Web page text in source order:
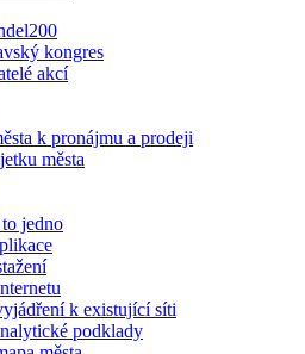
kongres
akcí
k pronájmu a prodeji
města
jedno
k existující síti
podklady